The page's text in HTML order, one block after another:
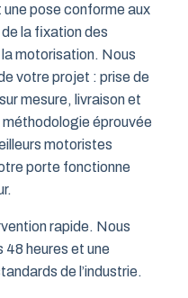
pose conforme aux
la fixation des
motorisation. Nous
votre projet : prise de
mesure, livraison et
éprouvée
motoristes
porte fonctionne
rapide. Nous
48 heures et une
de l’industrie.